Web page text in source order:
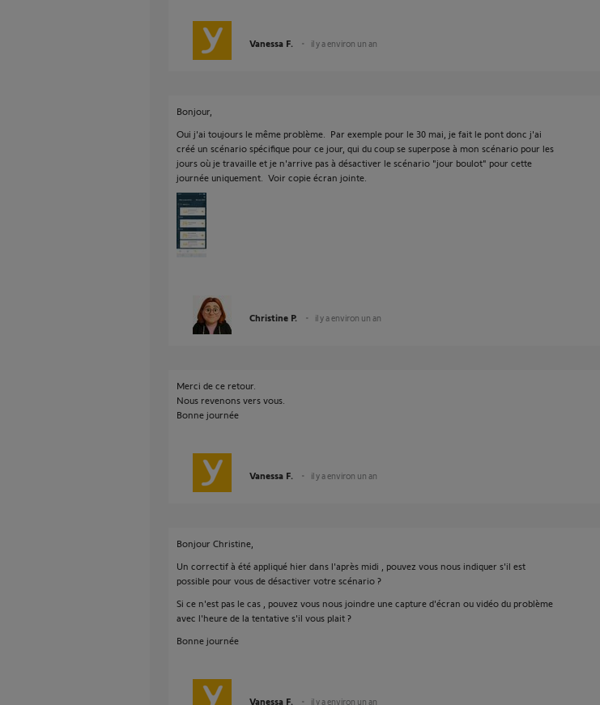
Vanessa F. il y a environ un an
Bonjour,
Oui j'ai toujours le même problème. Par exemple pour le 30 mai, je fait le pont donc j'ai
créé un scénario spécifique pour ce jour, qui du coup se superpose à mon scénario pour les
jours où je travaille et je n'arrive pas à désactiver le scénario "jour boulot" pour cette
journée uniquement. Voir copie écran jointe.
Christine P. il y a environ un an
Merci de ce retour.
Nous revenons vers vous.
Bonne journée
Vanessa F. il y a environ un an
Bonjour Christine,
Un correctif à été appliqué hier dans l'après midi , pouvez vous nous indiquer s'il est
possible pour vous de désactiver votre scénario ?
Si ce n'est pas le cas , pouvez vous nous joindre une capture d'écran ou vidéo du problème
avec l'heure de la tentative s'il vous plait ?
Bonne journée
Vanessa F. il y a environ un an